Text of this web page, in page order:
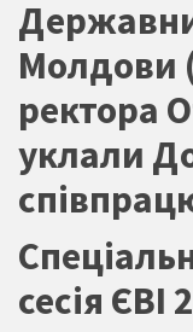
Молдови
ректора
уклали
сесія ЄВІ